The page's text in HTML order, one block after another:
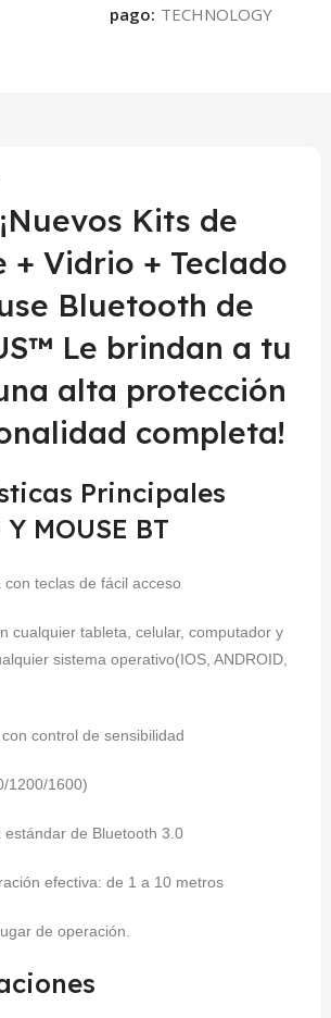
pago:
Kits de
+ Vidrio + Teclado
Bluetooth de
Le brindan a tu
alta protección
completa!
Principales
MOUSE BT
teclas de fácil acceso
cualquier tableta, celular, computador y
sistema operativo(IOS, ANDROID,
control de sensibilidad
1200/1600)
de Bluetooth 3.0
efectiva: de 1 a 10 metros
de operación.